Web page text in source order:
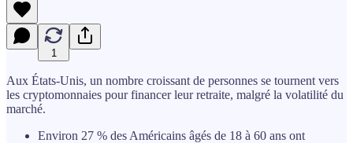
1
Aux États-Unis, un nombre croissant de personnes se tournent vers
les cryptomonnaies pour financer leur retraite, malgré la volatilité du
marché.
Environ 27 % des Américains âgés de 18 à 60 ans ont